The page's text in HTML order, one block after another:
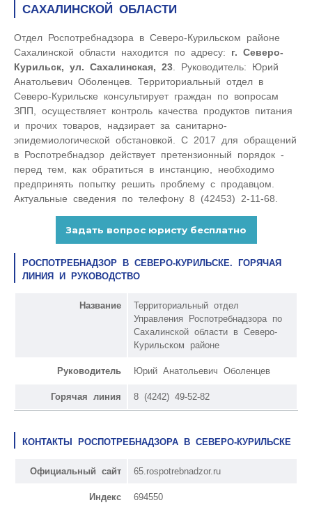
САХАЛИНСКОЙ ОБЛАСТИ
Отдел Роспотребнадзора в Северо-Курильском районе
Сахалинской области находится по адресу: г. Северо-
Курильск, ул. Сахалинская, 23 . Руководитель: Юрий
Анатольевич Оболенцев. Территориальный отдел в
Северо-Курильске консультирует граждан по вопросам
ЗПП, осуществляет контроль качества продуктов питания
и прочих товаров, надзирает за санитарно-
эпидемиологической обстановкой. С 2017 для обращений
в Роспотребнадзор действует претензионный порядок -
перед тем, как обратиться в инстанцию, необходимо
предпринять попытку решить проблему с продавцом.
Актуальные сведения по телефону 8 (42453) 2-11-68.
РОСПОТРЕБНАДЗОР В СЕВЕРО-КУРИЛЬСКЕ. ГОРЯЧАЯ
ЛИНИЯ И РУКОВОДСТВО
Название
Территориальный отдел
Управления Роспотребнадзора по
Сахалинской области в Северо-
Курильском районе
Руководитель Юрий Анатольевич Оболенцев
Горячая линия 8 (4242) 49-52-82
КОНТАКТЫ РОСПОТРЕБНАДЗОРА В СЕВЕРО-КУРИЛЬСКЕ
Официальный сайт 65.rospotrebnadzor.ru
Индекс 694550